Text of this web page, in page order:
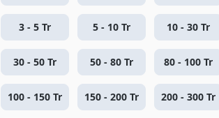
3 - 5 Tr 5 - 10 Tr 10 - 30 Tr
30 - 50 Tr 50 - 80 Tr 80 - 100 Tr
100 - 150 Tr 150 - 200 Tr 200 - 300 Tr